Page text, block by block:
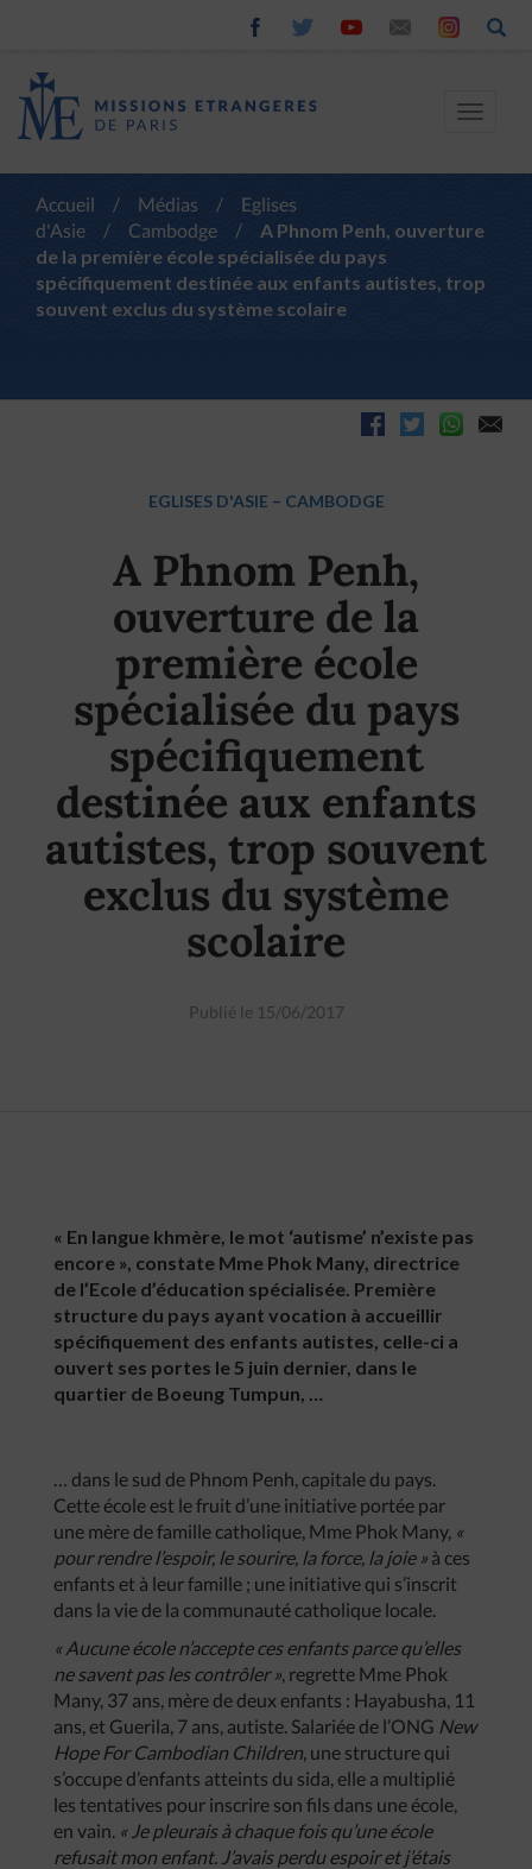
Toggle
Accueil / Médias /
Eglises
d'Asie
/ Cambodge /
A Phnom Penh, ouverture
de la première école spécialisée du pays
spécifiquement destinée aux enfants autistes, trop
souvent exclus du système scolaire
EGLISES D'ASIE – CAMBODGE
A Phnom Penh,
ouverture de la
première école
spécialisée du pays
spécifiquement
destinée aux enfants
autistes, trop souvent
exclus du système
scolaire
Publié le 15/06/2017
« En langue khmère, le mot ‘autisme’ n’existe pas
encore », constate Mme Phok Many, directrice
de l’Ecole d’éducation spécialisée. Première
structure du pays ayant vocation à accueillir
spécifiquement des enfants autistes, celle-ci a
ouvert ses portes le 5 juin dernier, dans le
quartier de Boeung Tumpun, …
… dans le sud de Phnom Penh, capitale du pays.
Cette école est le fruit d’une initiative portée par
une mère de famille catholique, Mme Phok Many, «
pour rendre l’espoir, le sourire, la force, la joie » à ces
enfants et à leur famille ; une initiative qui s’inscrit
dans la vie de la communauté catholique locale.
« Aucune école n’accepte ces enfants parce qu’elles
ne savent pas les contrôler », regrette Mme Phok
Many, 37 ans, mère de deux enfants : Hayabusha, 11
ans, et Guerila, 7 ans, autiste. Salariée de l’ONG New
Hope For Cambodian Children, une structure qui
s’occupe d’enfants atteints du sida, elle a multiplié
les tentatives pour inscrire son fils dans une école,
en vain. « Je pleurais à chaque fois qu’une école
refusait mon enfant. J’avais perdu espoir et j’étais